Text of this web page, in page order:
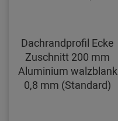
Dachrandprofil Ecke
Zuschnitt 200 mm
Aluminium walzblank
0,8 mm (Standard)